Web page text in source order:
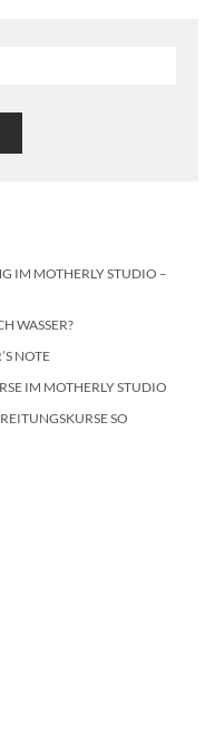
IM MOTHERLY STUDIO –
WASSER?
NOTE
IM MOTHERLY STUDIO
SO